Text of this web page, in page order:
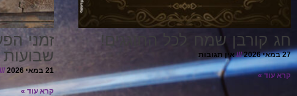
חג קורבן שמח לכל החוגגים!
27 במאי 2026 אין תגובות
קרא עוד »
זמני
שבועות
21 במאי 2026
קרא עוד »